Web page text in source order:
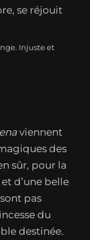
se réjouit
Injuste et
viennent
des
sûr, pour la
d’une belle
pas
du
destinée.